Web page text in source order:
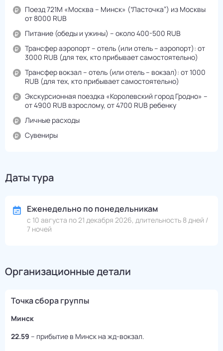
Поезд 721М «Москва – Минск» (“Ласточка”) из Москвы
от 8000 RUB
Питание (обеды и ужины) – около 400-500 RUB
Трансфер аэропорт – отель (или отель – аэропорт): от
3000 RUB (для тех, кто прибывает самостоятельно)
Трансфер вокзал – отель (или отель – вокзал): от 1000
RUB (для тех, кто прибывает самостоятельно)
Экскурсионная поездка «Королевский город Гродно» –
от 4900 RUB взрослому, от 4700 RUB ребенку
Личные расходы
Сувениры
Даты тура
Еженедельно по понедельникам
с 10 августа по 21 декабря 2026, длительность 8 дней /
7 ночей
Организационные детали
Точка сбора группы
Минск
22.59 – прибытие в Минск на жд-вокзал.